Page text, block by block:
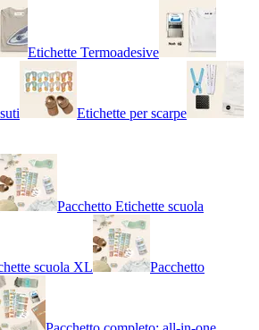
Etichette Termoadesive
Etichette per scarpe
Pacchetto Etichette scuola
scuola XL Pacchetto